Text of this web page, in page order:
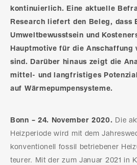
kontinuierlich. Eine aktuelle
Research liefert den Beleg, dass
Umweltbewusstsein und
Hauptmotive für die Anschaffung
sind. Darüber hinaus zeigt die
mittel- und langfristiges
auf Wärmepumpensysteme.
Bonn – 24. November 2020. Die
Heizperiode wird mit dem
konventionell fossil betriebener
teurer. Mit der zum Januar 2021 in